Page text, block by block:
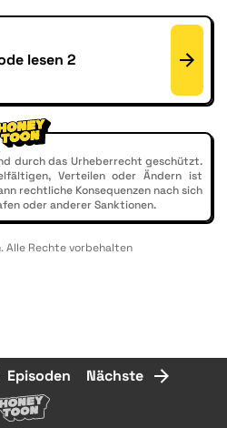
lesen 2
durch das Urheberrecht geschützt.
Verteilen oder Ändern ist
rechtliche Konsequenzen nach sich
oder anderer Sanktionen.
Alle Rechte vorbehalten
Episoden Nächste